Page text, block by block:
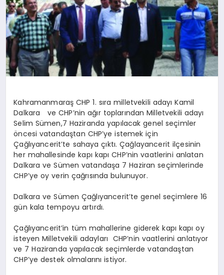
Kahramanmaraş CHP 1. sıra milletvekili adayı Kamil
Dalkara ve CHP’nin ağır toplarından Milletvekili adayı
Selim Sümen,7 Haziranda yapılacak genel seçimler
öncesi vatandaştan CHP’ye istemek için
Çağlıyancerit’te sahaya çıktı. Çağlayancerit ilçesinin
her mahallesinde kapı kapı CHP’nin vaatlerini anlatan
Dalkara ve Sümen vatandaşa 7 Haziran seçimlerinde
CHP’ye oy verin çağrısında bulunuyor.
Dalkara ve Sümen Çağlıyancerit’te genel seçimlere 16
gün kala tempoyu artırdı.
Çağlıyancerit’in tüm mahallerine giderek kapı kapı oy
isteyen Milletvekili adayları CHP’nin vaatlerini anlatıyor
ve 7 Haziranda yapılacak seçimlerde vatandaştan
CHP’ye destek olmalarını istiyor.